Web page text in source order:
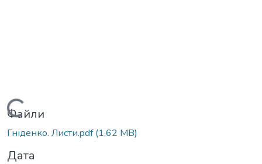
Вантажиться...
Файли
Гніденко. Листи.pdf(1,62 MB)
Дата